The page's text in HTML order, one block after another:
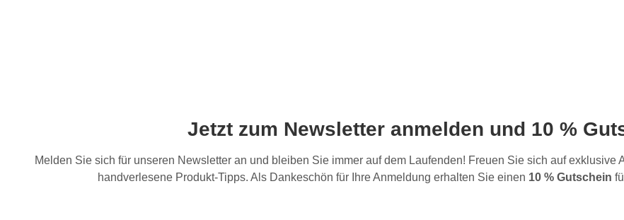
Jetzt zum Newsletter anmelden und 10 %
Melden Sie sich für unseren Newsletter an und bleiben Sie immer auf dem Laufenden! Freuen Sie sich auf
handverlesene Produkt-Tipps. Als Dankeschön für Ihre Anmeldung erhalten Sie einen 10 % Gutschein